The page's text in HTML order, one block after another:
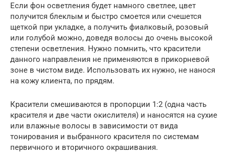
Если фон осветления будет намного светлее, цвет
получится блеклым и быстро смоется или счешется
щеткой при укладке, а получить фиалковый, розовый
или голубой можно, доведя волосы до очень высокой
степени осветления. Нужно помнить, что красители
данного направления не применяются в прикорневой
зоне в чистом виде. Использовать их нужно, не нанося
на кожу клиента, по прядям.
Красители смешиваются в пропорции 1:2 (одна часть
красителя и две части окислителя) и наносятся на сухие
или влажные волосы в зависимости от вида
тонирования и выбранного красителя по системам
первичного и вторичного окрашивания.